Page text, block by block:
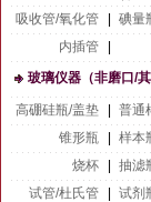
吸收管/氧化管
碘量
内插管
玻璃仪器（非磨口/其
高硼硅瓶/盖垫
普通
锥形瓶
样本
烧杯
抽滤
试管/杜氏管
试剂